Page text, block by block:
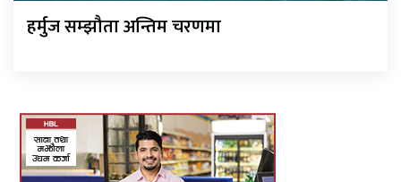
हर्मुज सम्झौता अन्तिम चरणमा